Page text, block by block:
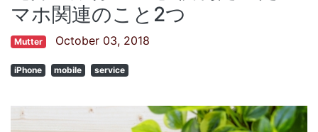
マホ関連のこと2つ
Mutter October 03, 2018
iPhone mobile service